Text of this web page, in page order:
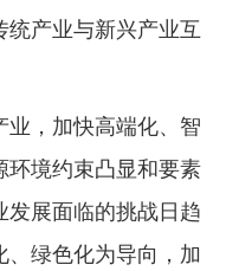
产业与新兴产业互
业，加快高端化、智
环境约束凸显和要素
发展面临的挑战日趋
、绿色化为导向，加